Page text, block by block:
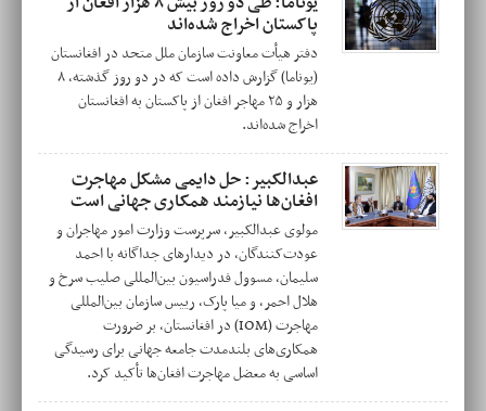
پاکستان اخراج شده‌اند
دفتر هیأت معاونت سازمان ملل متحد در افغانستان
(یوناما) گزارش داده است که در دو روز گذشته، ۸
هزار و ۲۵ مهاجر افغان از پاکستان به افغانستان
اخراج شده‌اند.
عبدالکبیر: حل دایمی مشکل مهاجرت
افغان‌ها نیازمند همکاری جهانی است
مولوی عبدالکبیر، سرپرست وزارت امور مهاجران و
عودت‌کنندگان، در دیدارهای جداگانه با احمد
سلیمان، مسوول فدراسیون بین‌المللی صلیب سرخ و
هلال احمر، و میا پارک، رییس سازمان بین‌المللی
مهاجرت (IOM) در افغانستان، بر ضرورت
همکاری‌های بلندمدت جامعه جهانی برای رسیدگی
اساسی به معضل مهاجرت افغان‌ها تأکید کرد.